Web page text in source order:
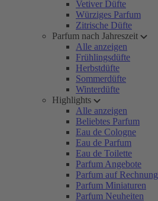
Vetiver Düfte
Würziges Parfum
Zitrische Düfte
Parfum nach Jahreszeit
Alle anzeigen
Frühlingsdüfte
Herbstdüfte
Sommerdüfte
Winterdüfte
Highlights
Alle anzeigen
Beliebtes Parfum
Eau de Cologne
Eau de Parfum
Eau de Toilette
Parfum Angebote
Parfum auf Rechnung
Parfum Miniaturen
Parfum Neuheiten